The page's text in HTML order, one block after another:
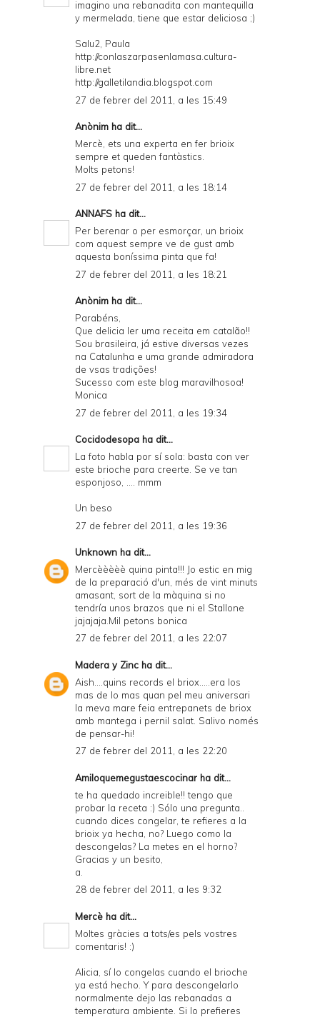
imagino una rebanadita con mantequilla
y mermelada, tiene que estar deliciosa ;)
Salu2, Paula
http://conlaszarpasenlamasa.cultura-
libre.net
http://galletilandia.blogspot.com
27 de febrer del 2011, a les 15:49
Anònim ha dit...
Mercè, ets una experta en fer brioix
sempre et queden fantàstics.
Molts petons!
27 de febrer del 2011, a les 18:14
ANNAFS ha dit...
Per berenar o per esmorçar, un brioix
com aquest sempre ve de gust amb
aquesta boníssima pinta que fa!
27 de febrer del 2011, a les 18:21
Anònim ha dit...
Parabéns,
Que delicia ler uma receita em catalão!!
Sou brasileira, já estive diversas vezes
na Catalunha e uma grande admiradora
de vsas tradições!
Sucesso com este blog maravilhosoa!
Monica
27 de febrer del 2011, a les 19:34
Cocidodesopa ha dit...
La foto habla por sí sola: basta con ver
este brioche para creerte. Se ve tan
esponjoso, .... mmm
Un beso
27 de febrer del 2011, a les 19:36
Unknown ha dit...
Mercèèèèè quina pinta!!! Jo estic en mig
de la preparació d'un, més de vint minuts
amasant, sort de la màquina si no
tendría unos brazos que ni el Stallone
jajajaja.Mil petons bonica
27 de febrer del 2011, a les 22:07
Madera y Zinc ha dit...
Aish....quins records el briox.....era los
mas de lo mas quan pel meu aniversari
la meva mare feia entrepanets de briox
amb mantega i pernil salat. Salivo només
de pensar-hi!
27 de febrer del 2011, a les 22:20
Amiloquemegustaescocinar ha dit...
te ha quedado increible!! tengo que
probar la receta :) Sólo una pregunta..
cuando dices congelar, te refieres a la
brioix ya hecha, no? Luego como la
descongelas? La metes en el horno?
Gracias y un besito,
a.
28 de febrer del 2011, a les 9:32
Mercè ha dit...
Moltes gràcies a tots/es pels vostres
comentaris! :)
Alicia, sí lo congelas cuando el brioche
ya está hecho. Y para descongelarlo
normalmente dejo las rebanadas a
temperatura ambiente. Si lo prefieres